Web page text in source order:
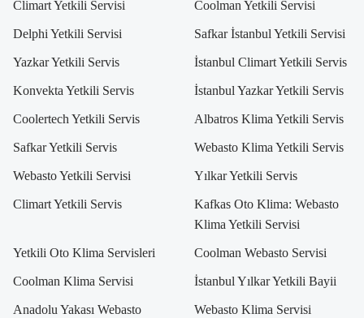
Climart Yetkili Servisi Coolman Yetkili Servisi
Delphi Yetkili Servisi Safkar İstanbul Yetkili Servisi
Yazkar Yetkili Servis İstanbul Climart Yetkili Servis
Konvekta Yetkili Servis İstanbul Yazkar Yetkili Servis
Coolertech Yetkili Servis Albatros Klima Yetkili Servis
Safkar Yetkili Servis Webasto Klima Yetkili Servis
Webasto Yetkili Servisi Yılkar Yetkili Servis
Climart Yetkili Servis
Kafkas Oto Klima: Webasto
Klima Yetkili Servisi
Yetkili Oto Klima Servisleri Coolman Webasto Servisi
Coolman Klima Servisi İstanbul Yılkar Yetkili Bayii
Anadolu Yakası Webasto
Webasto Klima Servisi